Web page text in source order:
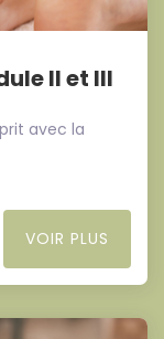
II et III
avec la
VOIR PLUS